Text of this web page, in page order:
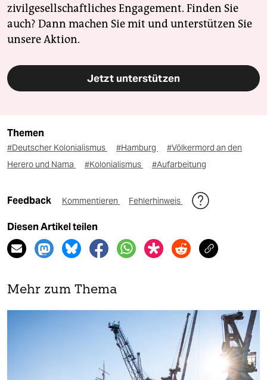
zivilgesellschaftliches Engagement. Finden Sie
auch? Dann machen Sie mit und unterstützen Sie
unsere Aktion.
Jetzt unterstützen
Themen
#Deutscher Kolonialismus #Hamburg
#Völkermord an den
Herero und Nama
#Kolonialismus #Aufarbeitung
Feedback Kommentieren Fehlerhinweis
Diesen Artikel teilen
Mehr zum Thema